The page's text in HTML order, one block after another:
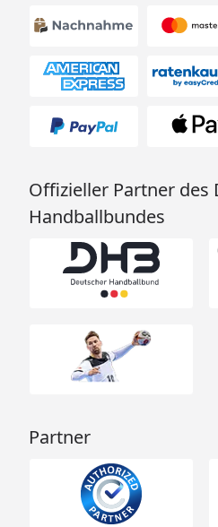
Offizieller Partner des
Handballbundes
Partner